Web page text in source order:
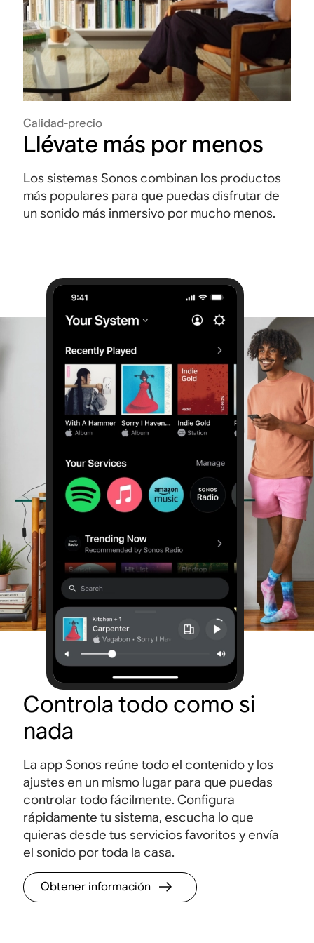
Calidad-precio
Llévate más por menos
Los sistemas Sonos combinan los productos
más populares para que puedas disfrutar de
un sonido más inmersivo por mucho menos.
Controla todo como si
nada
La app Sonos reúne todo el contenido y los
ajustes en un mismo lugar para que puedas
controlar todo fácilmente. Configura
rápidamente tu sistema, escucha lo que
quieras desde tus servicios favoritos y envía
el sonido por toda la casa.
Obtener información